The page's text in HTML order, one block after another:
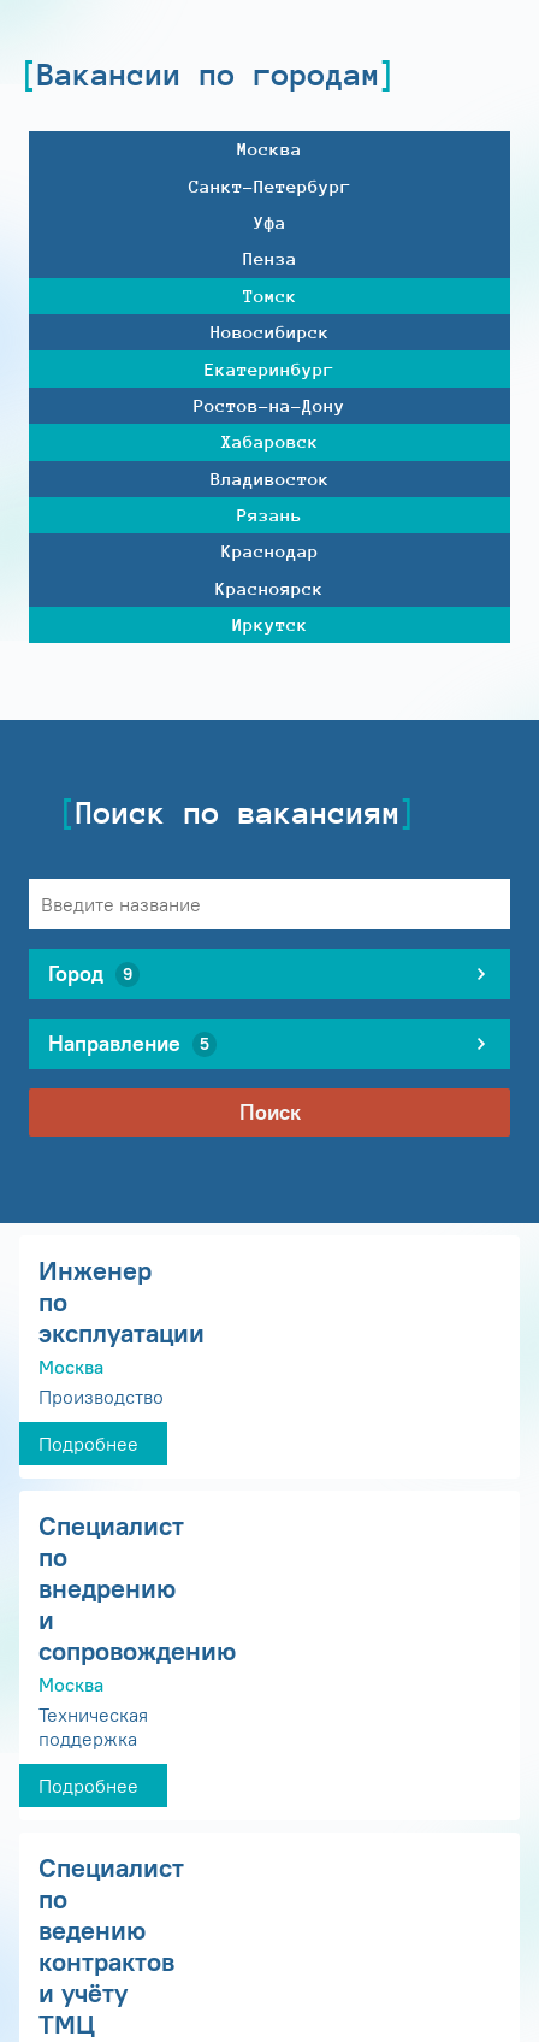
Вакансии по городам
Москва
Санкт-Петербург
Уфа
Пенза
Томск
Новосибирск
Екатеринбург
Ростов-на-Дону
Хабаровск
Владивосток
Рязань
Краснодар
Красноярск
Иркутск
Поиск по вакансиям
Город 9
Направление 5
Поиск
Инженер
по
эксплуатации
Москва
Производство
Подробнее
Специалист
по
внедрению
и
сопровождению
Москва
Техническая
поддержка
Подробнее
Специалист
по
ведению
контрактов
и учёту
ТМЦ